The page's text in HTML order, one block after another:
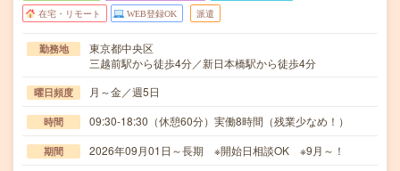
在宅・リモート WEB登録OK 派遣
勤務地
東京都中央区
三越前駅から徒歩4分／新日本橋駅から徒歩4分
曜日頻度 月～金／週5日
時間 09:30-18:30（休憩60分）実働8時間（残業少なめ！）
期間 2026年09月01日～長期 ※開始日相談OK ※9月～！